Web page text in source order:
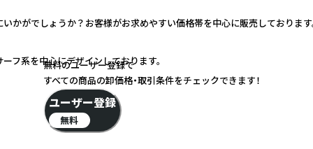
かがでしょうか？お客様がお求めやすい価格帯を中心に販売しております
フ系を中心にデザインしております。
無料のユーザー登録で
すべての商品の卸価格・取引条件をチェックできます！
ユーザー登録
無料